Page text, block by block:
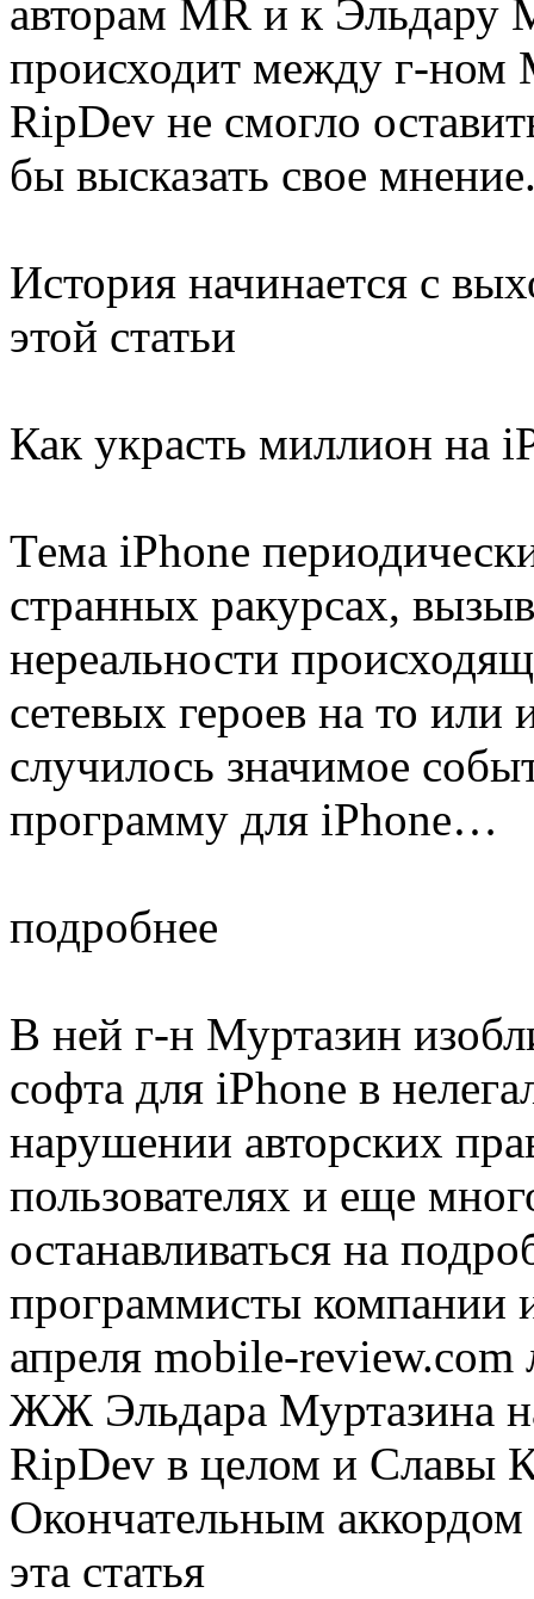
авторам MR и к Эльдару
происходит между г-
RipDev не смогло
бы высказать свое
История начинается с
этой статьи
Как украсть миллион на
Тема iPhone
странных ракурсах,
нереальности
сетевых героев на то
случилось значимое
программу для iPhone…
подробнее
В ней г-н Муртазин
софта для iPhone в
нарушении авторских
пользователях и еще
останавливаться на
программисты компании
апреля mobile-review.com
ЖЖ Эльдара Муртазина
RipDev в целом и Славы
Окончательным
эта статья